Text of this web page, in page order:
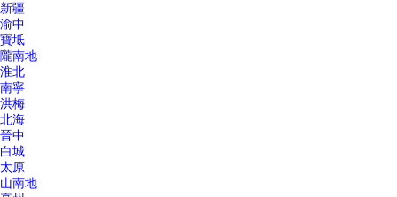
新疆
渝中
寶坻
隴南地
淮北
南寧
洪梅
北海
晉中
白城
太原
山南地